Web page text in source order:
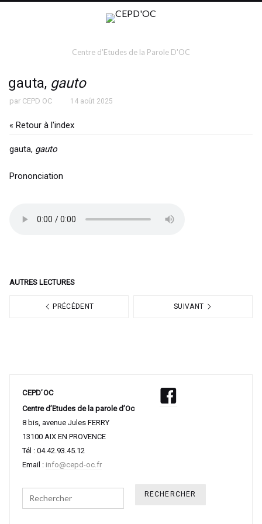
Centre d'Etudes de la Parole D'OC
gauta, gauto
par CEPD OC 14 août 2025
« Retour à l'index
gauta, gauto
Prononciation
AUTRES LECTURES
PRÉCÉDENT SUIVANT
CEPD’OC
Centre d’Etudes de la parole d’Oc
8 bis, avenue Jules FERRY
13100 AIX EN PROVENCE
Tél : 04.42.93.45.12
Email : info@cepd-oc.fr
Search